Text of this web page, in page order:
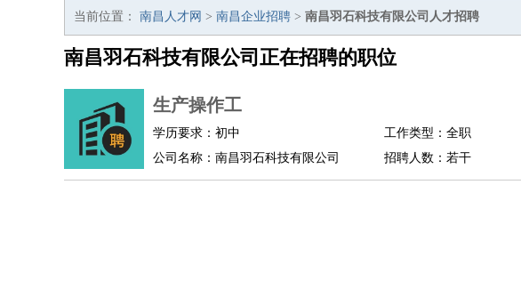
当前位置： 南昌人才网 > 南昌企业招聘 > 南昌羽石科技有限公司人才招聘
南昌羽石科技有限公司正在招聘的职位
生产操作工
学历要求：初中 工作类型：全职
公司名称：南昌羽石科技有限公司
招聘人数：若干